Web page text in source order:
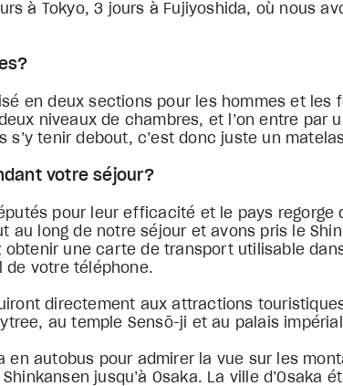
à Tokyo, 3 jours à Fujiyoshida, où nous
en deux sections pour les hommes et
niveaux de chambres, et l’on entre par
s’y tenir debout, c’est donc juste un
votre séjour?
pour leur efficacité et le pays regorge
long de notre séjour et avons pris le
obtenir une carte de transport utilisable
de votre téléphone.
directement aux attractions
au temple Sensō-ji et au palais
en autobus pour admirer la vue sur les
jusqu’à Osaka. La ville